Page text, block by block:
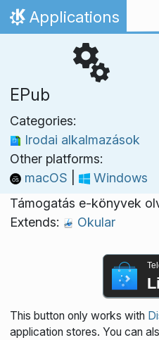
Ugrás a tartalomhoz
Kezdőlap
Applications
EPub
Categories:
Irodai alkalmazások
Other platforms:
macOS
Windows
Támogatás e-könyvek
Extends:
Okular
This button only works with
application stores. You can